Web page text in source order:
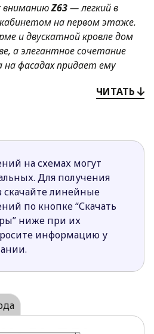
вниманиюZ63—легкий в
на первом этаже.
и двускатной кровле дом
а элегантное сочетание
фасадах придает ему
ведению
на террасу позволяют более
внешнее
огибающая дом не создает
гостиной благодаря свое
в ней отдельную
отдыха.
освещение и
единства внутреннего и
ЧИТАТЬ
на схемах могут
Для получения
скачайте линейные
по кнопке “Скачать
ниже при их
информацию у